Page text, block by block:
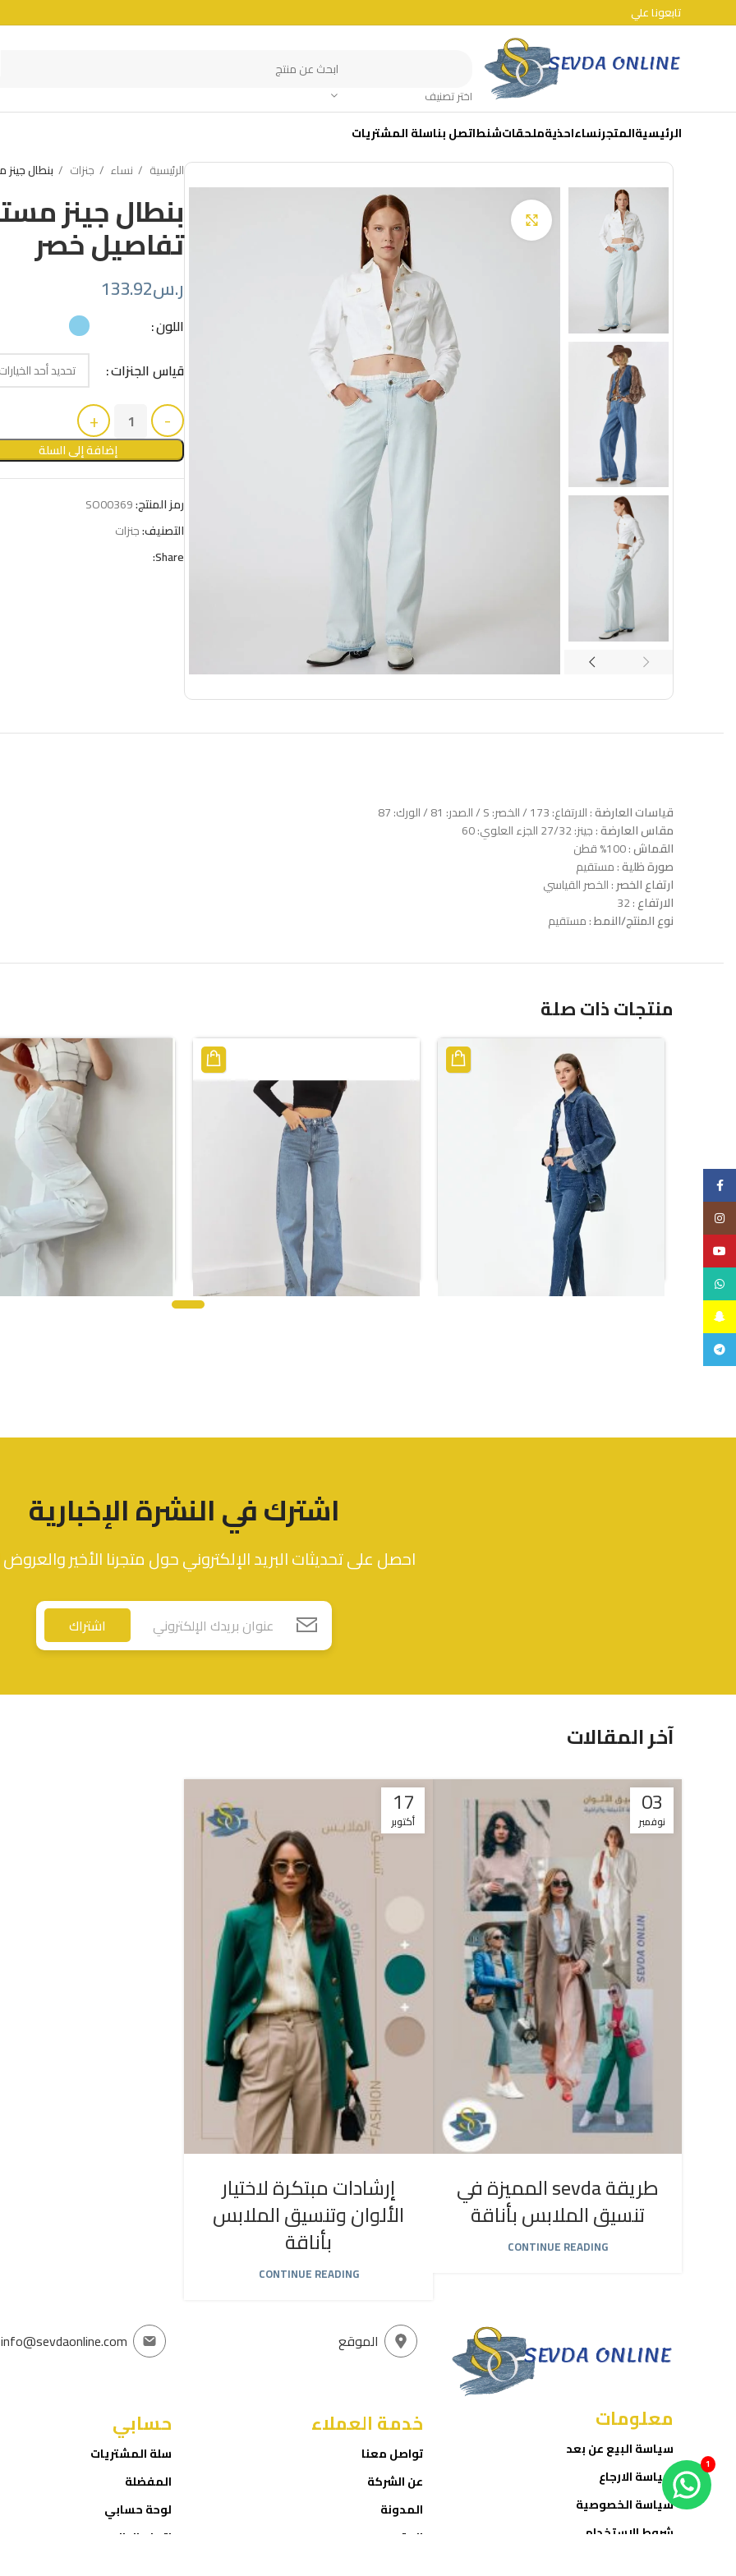
تابعونا علي
اختر تصنيف
الرئيسيةالمتجرنساءاحذيةملحقاتشنطاتصل بناسلة المشتريات
الرئيسية نساء جنزات بنطال
بنطال جينز
تفاصيل خصر
ر.س133.92
اللون
قياس الجنزات
إضافة إلى السلة
رمز المنتج:SO00369
التصنيف:جنزات
Share:
قياسات العارضة: الارتفاع: 173 / الخصر: S / الصدر: 81 / الورك: 87
مقاس العارضة: جينز: 27/32 الجزء العلوي: 60
القماش: 100% قطن
صورة ظلية: مستقيم
ارتفاع الخصر: الخصر القياسي
الارتفاع: 32
نوع المنتج/النمط: مستقيم
منتجات ذات صلة
اشترك في النشرة الإخبارية
احصل على تحديثات البريد الإلكتروني حول متجرنا الأخير
اشتراك
آخر المقالات
03
نوفمبر
طريقة sevda المميزة في
تنسيق الملابس بأناقة
CONTINUE READING
17
أكتوبر
إرشادات مبتكرة لاختيار
الألوان وتنسيق الملابس
بأناقة
CONTINUE READING
info@sevdaonline.com
حسابي
سلة المشتريات
المفضلة
لوحة حسابي
إتمام الطلب
الموقع
خدمة العملاء
تواصل معنا
عن الشركة
المدونة
المتجر
معلومات
سياسة البيع عن بعد
سياسة الارجاع
سياسة الخصوصية
شروط الاستخدام
WhatsApp
1